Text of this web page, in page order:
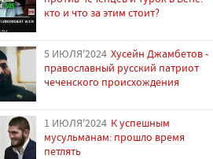
кто и что за этим стоит?
5 ИЮЛЯ'2024 Хусейн Джамбетов -
православный русский патриот
чеченского происхождения
1 ИЮЛЯ'2024 К успешным
мусульманам: прошло время
петлять